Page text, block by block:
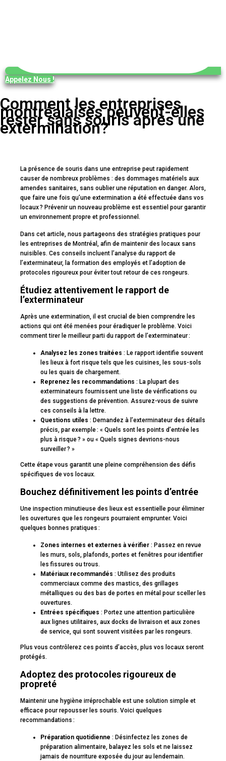
Appelez Nous !
Comment les entreprises
montréalaises peuvent-elles
rester sans souris après une
extermination?
La présence de souris dans une entreprise peut rapidement
causer de nombreux problèmes : des dommages matériels aux
amendes sanitaires, sans oublier une réputation en danger. Alors,
que faire une fois qu’une extermination a été effectuée dans vos
locaux ? Prévenir un nouveau problème est essentiel pour garantir
un environnement propre et professionnel.
Dans cet article, nous partageons des stratégies pratiques pour
les entreprises de Montréal, afin de maintenir des locaux sans
nuisibles. Ces conseils incluent l’analyse du rapport de
l’exterminateur, la formation des employés et l’adoption de
protocoles rigoureux pour éviter tout retour de ces rongeurs.
Étudiez attentivement le rapport de
l’exterminateur
Après une extermination, il est crucial de bien comprendre les
actions qui ont été menées pour éradiquer le problème. Voici
comment tirer le meilleur parti du rapport de l’exterminateur :
Analysez les zones traitées : Le rapport identifie souvent
les lieux à fort risque tels que les cuisines, les sous-sols
ou les quais de chargement.
Reprenez les recommandations : La plupart des
exterminateurs fournissent une liste de vérifications ou
des suggestions de prévention. Assurez-vous de suivre
ces conseils à la lettre.
Questions utiles : Demandez à l’exterminateur des détails
précis, par exemple : « Quels sont les points d’entrée les
plus à risque ? » ou « Quels signes devrions-nous
surveiller ? »
Cette étape vous garantit une pleine compréhension des défis
spécifiques de vos locaux.
Bouchez définitivement les points d’entrée
Une inspection minutieuse des lieux est essentielle pour éliminer
les ouvertures que les rongeurs pourraient emprunter. Voici
quelques bonnes pratiques :
Zones internes et externes à vérifier : Passez en revue
les murs, sols, plafonds, portes et fenêtres pour identifier
les fissures ou trous.
Matériaux recommandés : Utilisez des produits
commerciaux comme des mastics, des grillages
métalliques ou des bas de portes en métal pour sceller les
ouvertures.
Entrées spécifiques : Portez une attention particulière
aux lignes utilitaires, aux docks de livraison et aux zones
de service, qui sont souvent visitées par les rongeurs.
Plus vous contrôlerez ces points d’accès, plus vos locaux seront
protégés.
Adoptez des protocoles rigoureux de
propreté
Maintenir une hygiène irréprochable est une solution simple et
efficace pour repousser les souris. Voici quelques
recommandations :
Préparation quotidienne : Désinfectez les zones de
préparation alimentaire, balayez les sols et ne laissez
jamais de nourriture exposée du jour au lendemain.